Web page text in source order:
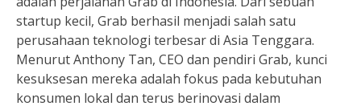
startup kecil, Grab berhasil menjadi salah satu
perusahaan teknologi terbesar di Asia Tenggara.
Menurut Anthony Tan, CEO dan pendiri Grab, kunci
kesuksesan mereka adalah fokus pada kebutuhan
konsumen lokal dan terus berinovasi dalam